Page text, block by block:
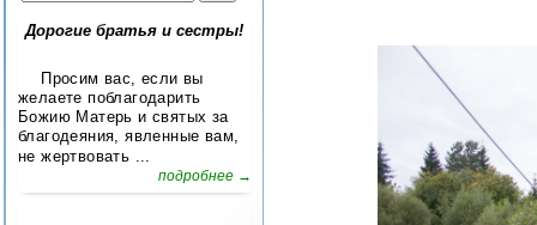
Дорогие братья и сестры!
Просим вас, если вы
желаете поблагодарить
Божию Матерь и святых за
благодеяния, явленные вам,
не жертвовать ...
подробнее →